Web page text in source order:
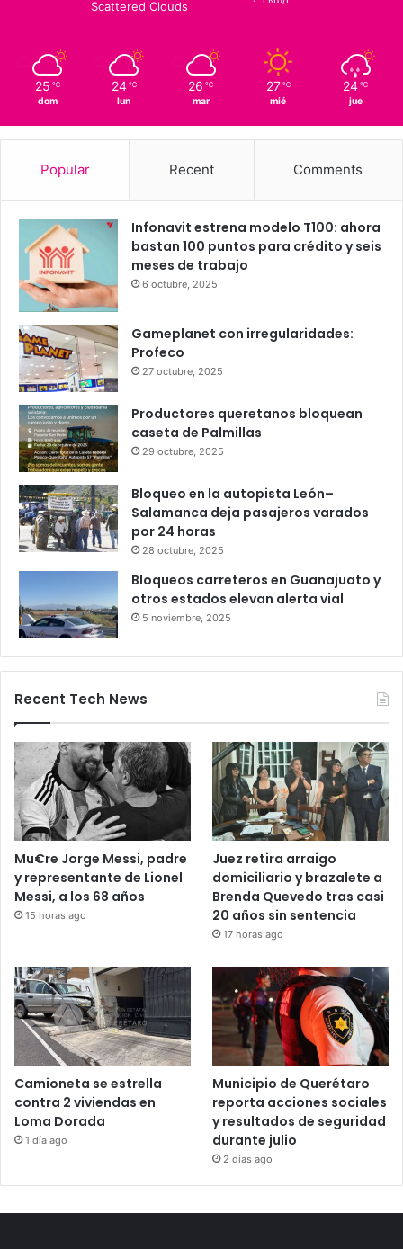
Scattered Clouds
25 ℃
dom
24 ℃
lun
26 ℃
mar
27 ℃
mié
24 ℃
jue
Popular Recent Comments
Infonavit estrena modelo T100: ahora
bastan 100 puntos para crédito y seis
meses de trabajo
6 octubre, 2025
Gameplanet con irregularidades:
Profeco
27 octubre, 2025
Productores queretanos bloquean
caseta de Palmillas
29 octubre, 2025
Bloqueo en la autopista León–
Salamanca deja pasajeros varados
por 24 horas
28 octubre, 2025
Bloqueos carreteros en Guanajuato y
otros estados elevan alerta vial
5 noviembre, 2025
Recent Tech News
Mu€re Jorge Messi, padre
y representante de Lionel
Messi, a los 68 años
15 horas ago
Juez retira arraigo
domiciliario y brazalete a
Brenda Quevedo tras casi
20 años sin sentencia
17 horas ago
Camioneta se estrella
contra 2 viviendas en
Loma Dorada
1 día ago
Municipio de Querétaro
reporta acciones sociales
y resultados de seguridad
durante julio
2 días ago